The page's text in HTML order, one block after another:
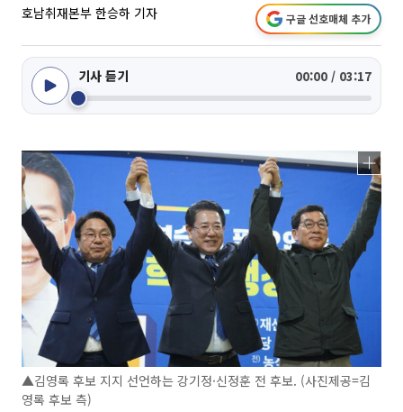
호남취재본부 한승하 기자 구글 선호매체 추가
기사 듣기 00:00 / 03:17
▲김영록 후보 지지 선언하는 강기정·신정훈 전 후보. (사진제공=김
영록 후보 측)